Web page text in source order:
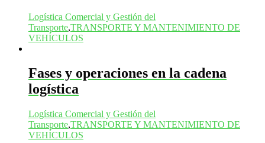
Logística Comercial y Gestión del
Transporte,TRANSPORTE Y MANTENIMIENTO DE
VEHÍCULOS
Fases y operaciones en la cadena
logística
Logística Comercial y Gestión del
Transporte,TRANSPORTE Y MANTENIMIENTO DE
VEHÍCULOS